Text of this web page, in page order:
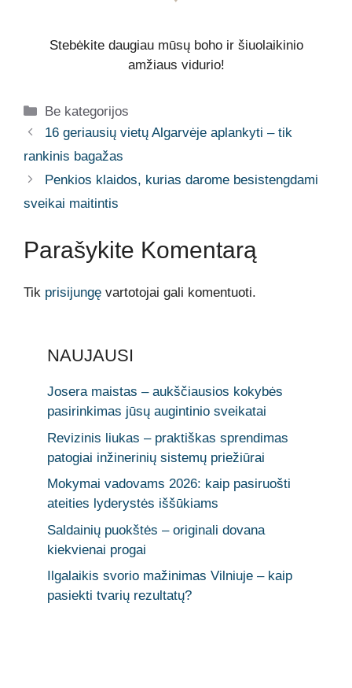
Stebėkite daugiau mūsų boho ir šiuolaikinio
amžiaus vidurio!
Kategorijos
Be kategorijos
16 geriausių vietų Algarvėje aplankyti – tik
rankinis bagažas
Penkios klaidos, kurias darome besistengdami
sveikai maitintis
Parašykite Komentarą
Tik prisijungę vartotojai gali komentuoti.
NAUJAUSI
Josera maistas – aukščiausios kokybės
pasirinkimas jūsų augintinio sveikatai
Revizinis liukas – praktiškas sprendimas
patogiai inžinerinių sistemų priežiūrai
Mokymai vadovams 2026: kaip pasiruošti
ateities lyderystės iššūkiams
Saldainių puokštės – originali dovana
kiekvienai progai
Ilgalaikis svorio mažinimas Vilniuje – kaip
pasiekti tvarių rezultatų?